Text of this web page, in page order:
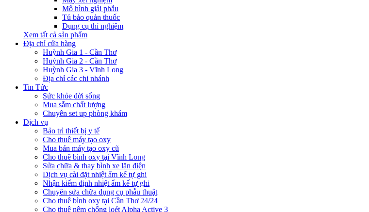
Mô hình giải phẫu
Tủ bảo quản thuốc
Dụng cụ thí nghiệm
Xem tất cả sản phẩm
Địa chỉ cửa hàng
Huỳnh Gia 1 - Cần Thơ
Huỳnh Gia 2 - Cần Thơ
Huỳnh Gia 3 - Vĩnh Long
Địa chỉ các chi nhánh
Tin Tức
Sức khỏe đời sống
Mua sắm chất lượng
Chuyên set up phòng khám
Dịch vụ
Bảo trì thiết bị y tế
Cho thuê máy tạo oxy
Mua bán máy tạo oxy cũ
Cho thuê bình oxy tại Vĩnh Long
Sửa chữa & thay bình xe lăn điện
Dịch vụ cài đặt nhiệt ẩm kế tự ghi
Nhận kiểm định nhiệt ẩm kế tự ghi
Chuyên sửa chữa dụng cụ phẫu thuật
Cho thuê bình oxy tại Cần Thơ 24/24
Cho thuê nệm chống loét Alpha Active 3